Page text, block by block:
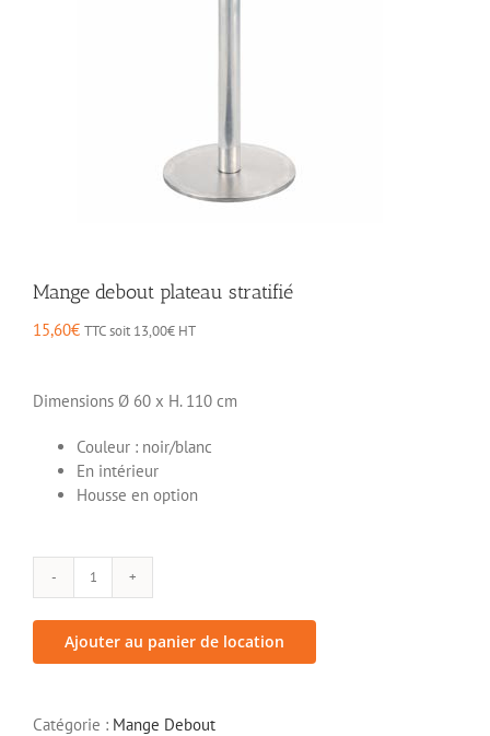
Mange debout plateau stratifié
15,60€ TTC soit 13,00€ HT
Dimensions Ø 60 x H. 110 cm
Couleur : noir/blanc
En intérieur
Housse en option
quantité
Mange
debout
Ajouter au panier de location
Catégorie : Mange Debout